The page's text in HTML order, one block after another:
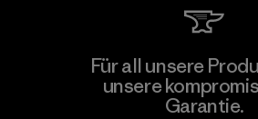
Viet Tien Garment JSC
Für all unsere
unsere
Garantie.